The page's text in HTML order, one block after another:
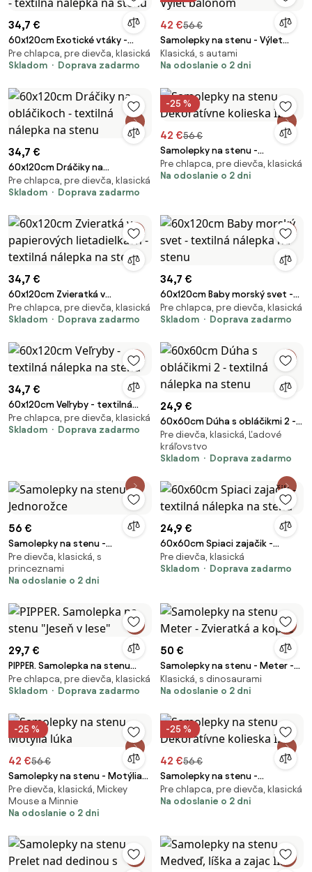
34,7 €
60x120cm Exotické vtáky -
textilná nálepka na stenu
Pre chlapca, pre dievča, klasická
Skladom
Doprava zadarmo
42 €56 €
Samolepky na stenu - Výlet
balónom
Klasická, s autami
Na odoslanie o 2 dni
34,7 €
60x120cm Dráčiky na
obláčikoch - textilná nálepka
na stenu
Pre chlapca, pre dievča, klasická
Skladom
Doprava zadarmo
-25 %
42 €56 €
Samolepky na stenu -
Dekoratívne kolieska II.
Pre chlapca, pre dievča, klasická
Na odoslanie o 2 dni
34,7 €
60x120cm Zvieratká v
papierových lietadielkach -
textilná nálepka na stenu
Pre chlapca, pre dievča, klasická
Skladom
Doprava zadarmo
34,7 €
60x120cm Baby morský svet -
textilná nálepka na stenu
Pre chlapca, pre dievča, klasická
Skladom
Doprava zadarmo
34,7 €
60x120cm Veľryby - textilná
nálepka na stenu
Pre chlapca, pre dievča, klasická
Skladom
Doprava zadarmo
24,9 €
60x60cm Dúha s obláčikmi 2 -
textilná nálepka na stenu
Pre dievča, klasická, Ľadové
kráľovstvo
Skladom
Doprava zadarmo
56 €
Samolepky na stenu -
Jednorožce
Pre dievča, klasická, s
princeznami
Na odoslanie o 2 dni
24,9 €
60x60cm Spiaci zajačik -
textilná nálepka na stenu
Pre dievča, klasická
Skladom
Doprava zadarmo
29,7 €
PIPPER. Samolepka na stenu
"Jeseň v lese"
Pre chlapca, pre dievča, klasická
Skladom
Doprava zadarmo
50 €
Samolepky na stenu - Meter -
Zvieratká a kopce
Klasická, s dinosaurami
Na odoslanie o 2 dni
-25 %
42 €56 €
Samolepky na stenu - Motýlia
lúka
Pre dievča, klasická, Mickey
Mouse a Minnie
Na odoslanie o 2 dni
-25 %
42 €56 €
Samolepky na stenu -
Dekoratívne kolieska I.
Pre chlapca, pre dievča, klasická
Na odoslanie o 2 dni